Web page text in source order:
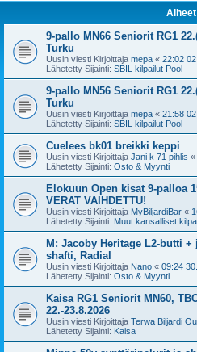
Aiheet
9-pallo MN66 Seniorit RG1
Turku
Uusin viesti Kirjoittaja mepa « 22:02
Lähetetty Sijainti: SBIL kilpailut Pool
9-pallo MN56 Seniorit RG1
Turku
Uusin viesti Kirjoittaja mepa « 21:58
Lähetetty Sijainti: SBIL kilpailut Pool
Cuelees bk01 breikki keppi
Uusin viesti Kirjoittaja Jani k 71 pihlis «
Lähetetty Sijainti: Osto & Myynti
Elokuun Open kisat 9-palloa
VERAT VAIHDETTU!
Uusin viesti Kirjoittaja MyBiljardiBar «
Lähetetty Sijainti: Muut kansalliset
M: Jacoby Heritage L2-butti
shafti, Radial
Uusin viesti Kirjoittaja Nano « 09:24
Lähetetty Sijainti: Osto & Myynti
Kaisa RG1 Seniorit MN60,
22.-23.8.2026
Uusin viesti Kirjoittaja Terwa Biljardi
Lähetetty Sijainti: Kaisa